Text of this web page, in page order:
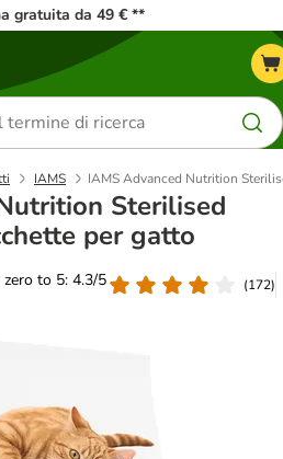
gratuita da 49 € **
IAMS IAMS Advanced Nutrition
Sterilised
per gatto
to 5: 4.3/5
(172)